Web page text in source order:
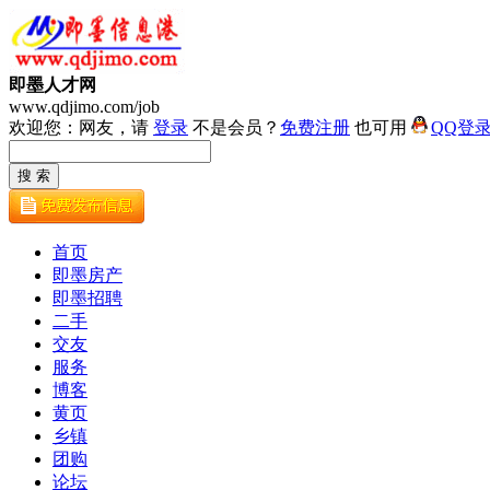
即墨人才网
www.qdjimo.com/job
欢迎您：网友，请 登录 不是会员？ 免费注册 也可用 QQ登
首页
即墨房产
即墨招聘
二手
交友
服务
博客
黄页
乡镇
团购
论坛